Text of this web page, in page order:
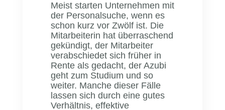
Meist starten Unternehmen mit
der Personalsuche, wenn es
schon kurz vor Zwölf ist. Die
Mitarbeiterin hat überraschend
gekündigt, der Mitarbeiter
verabschiedet sich früher in
Rente als gedacht, der Azubi
geht zum Studium und so
weiter. Manche dieser Fälle
lassen sich durch eine gutes
Verhältnis, effektive